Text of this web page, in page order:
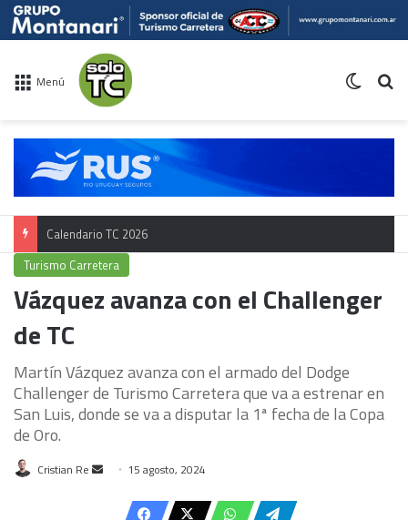
Menú
Calendario TC 2026
Turismo Carretera
Vázquez avanza con el Challenger
de TC
Martín Vázquez avanza con el armado del Dodge
Challenger de Turismo Carretera que va a estrenar en
San Luis, donde se va a disputar la 1ª fecha de la Copa
de Oro.
Cristian Re
Send
email
15 agosto, 2024